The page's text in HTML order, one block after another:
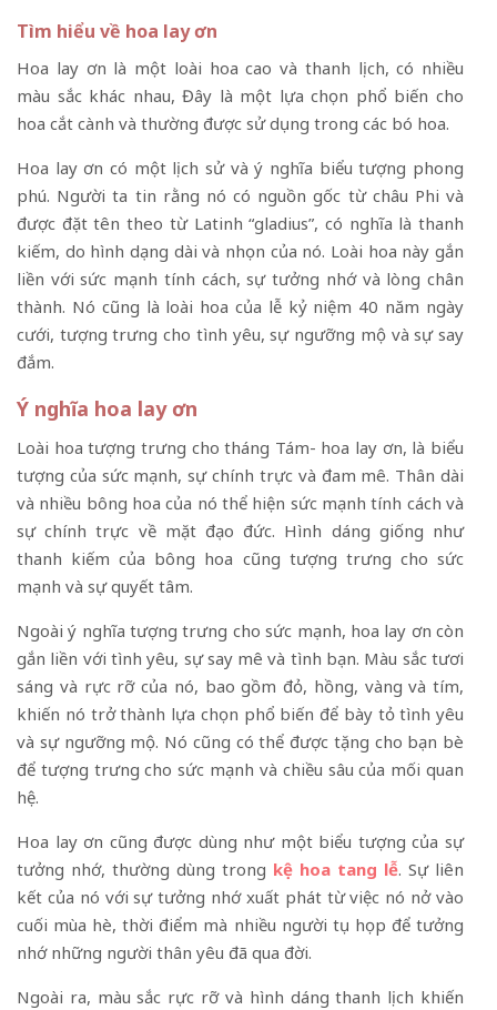
Tìm hiểu về hoa lay ơn
Hoa lay ơn là một loài hoa cao và thanh lịch, có nhiều
màu sắc khác nhau, Đây là một lựa chọn phổ biến cho
hoa cắt cành và thường được sử dụng trong các bó hoa.
Hoa lay ơn có một lịch sử và ý nghĩa biểu tượng phong
phú. Người ta tin rằng nó có nguồn gốc từ châu Phi và
được đặt tên theo từ Latinh “gladius”, có nghĩa là thanh
kiếm, do hình dạng dài và nhọn của nó. Loài hoa này gắn
liền với sức mạnh tính cách, sự tưởng nhớ và lòng chân
thành. Nó cũng là loài hoa của lễ kỷ niệm 40 năm ngày
cưới, tượng trưng cho tình yêu, sự ngưỡng mộ và sự say
đắm.
Ý nghĩa hoa lay ơn
Loài hoa tượng trưng cho tháng Tám- hoa lay ơn, là biểu
tượng của sức mạnh, sự chính trực và đam mê. Thân dài
và nhiều bông hoa của nó thể hiện sức mạnh tính cách và
sự chính trực về mặt đạo đức. Hình dáng giống như
thanh kiếm của bông hoa cũng tượng trưng cho sức
mạnh và sự quyết tâm.
Ngoài ý nghĩa tượng trưng cho sức mạnh, hoa lay ơn còn
gắn liền với tình yêu, sự say mê và tình bạn. Màu sắc tươi
sáng và rực rỡ của nó, bao gồm đỏ, hồng, vàng và tím,
khiến nó trở thành lựa chọn phổ biến để bày tỏ tình yêu
và sự ngưỡng mộ. Nó cũng có thể được tặng cho bạn bè
để tượng trưng cho sức mạnh và chiều sâu của mối quan
hệ.
Hoa lay ơn cũng được dùng như một biểu tượng của sự
tưởng nhớ, thường dùng trong kệ hoa tang lễ. Sự liên
kết của nó với sự tưởng nhớ xuất phát từ việc nó nở vào
cuối mùa hè, thời điểm mà nhiều người tụ họp để tưởng
nhớ những người thân yêu đã qua đời.
Ngoài ra, màu sắc rực rỡ và hình dáng thanh lịch khiến